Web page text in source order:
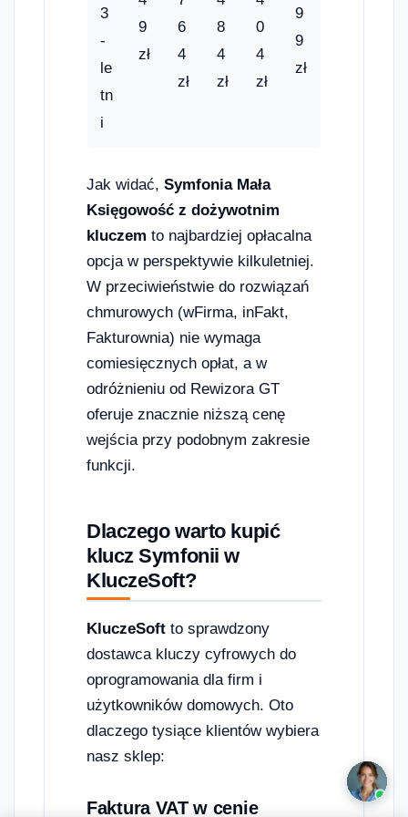
3
-
le
tn
i
9
zł
6
4
zł
8
4
zł
0
4
zł
9
9
zł
Jak widać, Symfonia Mała
Księgowość z dożywotnim
kluczem to najbardziej opłacalna
opcja w perspektywie kilkuletniej.
W przeciwieństwie do rozwiązań
chmurowych (wFirma, inFakt,
Fakturownia) nie wymaga
comiesięcznych opłat, a w
odróżnieniu od Rewizora GT
oferuje znacznie niższą cenę
wejścia przy podobnym zakresie
funkcji.
Dlaczego warto kupić
klucz Symfonii w
KluczeSoft?
KluczeSoft to sprawdzony
dostawca kluczy cyfrowych do
oprogramowania dla firm i
użytkowników domowych. Oto
dlaczego tysiące klientów wybiera
nasz sklep:
Faktura VAT w cenie